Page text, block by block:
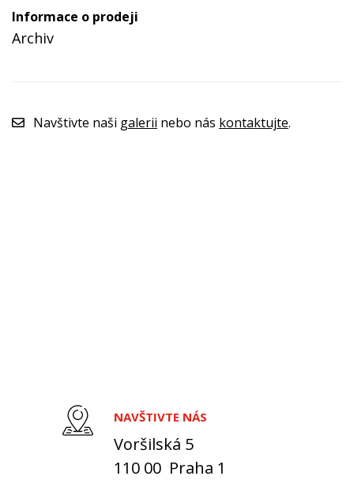
Informace o prodeji
Archiv
Navštivte naši galerii nebo nás kontaktujte.
NAVŠTIVTE NÁS
Voršilská 5
110 00 Praha 1